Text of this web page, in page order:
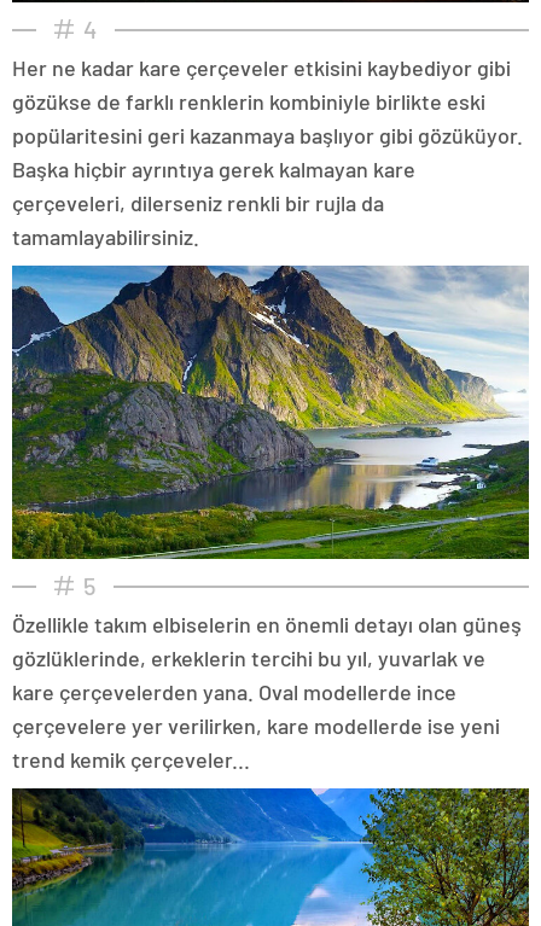
4
Her ne kadar kare çerçeveler etkisini kaybediyor gibi
gözükse de farklı renklerin kombiniyle birlikte eski
popülaritesini geri kazanmaya başlıyor gibi gözüküyor.
Başka hiçbir ayrıntıya gerek kalmayan kare
çerçeveleri, dilerseniz renkli bir rujla da
tamamlayabilirsiniz.
5
Özellikle takım elbiselerin en önemli detayı olan güneş
gözlüklerinde, erkeklerin tercihi bu yıl, yuvarlak ve
kare çerçevelerden yana. Oval modellerde ince
çerçevelere yer verilirken, kare modellerde ise yeni
trend kemik çerçeveler...